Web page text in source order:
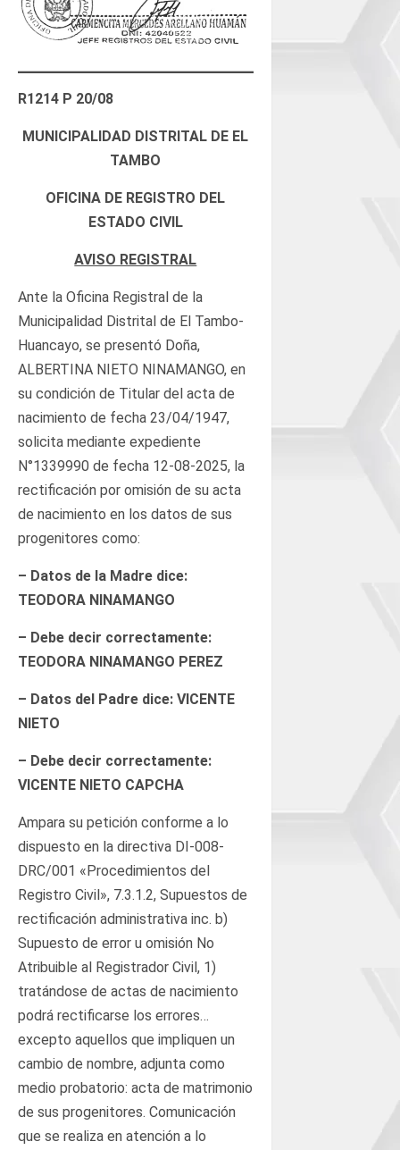
R1214 P 20/08
MUNICIPALIDAD DISTRITAL DE EL
TAMBO
OFICINA DE REGISTRO DEL
ESTADO CIVIL
AVISO REGISTRAL
Ante la Oficina Registral de la
Municipalidad Distrital de El Tambo-
Huancayo, se presentó Doña,
ALBERTINA NIETO NINAMANGO, en
su condición de Titular del acta de
nacimiento de fecha 23/04/1947,
solicita mediante expediente
N°1339990 de fecha 12-08-2025, la
rectificación por omisión de su acta
de nacimiento en los datos de sus
progenitores como:
– Datos de la Madre dice:
TEODORA NINAMANGO
– Debe decir correctamente:
TEODORA NINAMANGO PEREZ
– Datos del Padre dice: VICENTE
NIETO
– Debe decir correctamente:
VICENTE NIETO CAPCHA
Ampara su petición conforme a lo
dispuesto en la directiva DI-008-
DRC/001 «Procedimientos del
Registro Civil», 7.3.1.2, Supuestos de
rectificación administrativa inc. b)
Supuesto de error u omisión No
Atribuible al Registrador Civil, 1)
tratándose de actas de nacimiento
podrá rectificarse los errores…
excepto aquellos que impliquen un
cambio de nombre, adjunta como
medio probatorio: acta de matrimonio
de sus progenitores. Comunicación
que se realiza en atención a lo